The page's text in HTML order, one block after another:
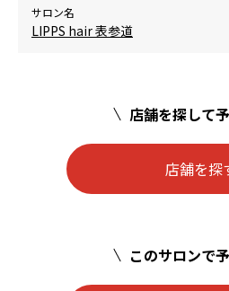
サロン名
LIPPS hair 表参道
店舗を探して
店舗を探
このサロンで